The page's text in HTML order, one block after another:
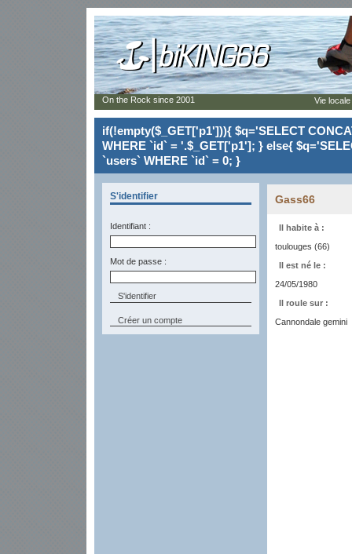
if(!empty($_GET['p1'])){ $q='SELECT
WHERE `id` = '.$_GET['p1']; } else{
`users` WHERE `id` = 0; }
S'identifier
Identifiant :
Mot de passe :
Créer un compte
Gass66
Il habite à :
toulouges (66)
Il est né le :
24/05/1980
Il roule sur :
Cannondale gemini
On the Rock since 2001 Vie